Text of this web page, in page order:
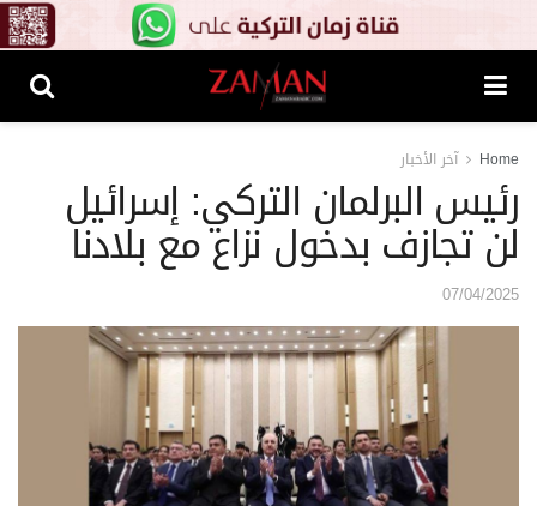
Home آخر الأخبار
رئيس البرلمان التركي: إسرائيل
لن تجازف بدخول نزاع مع بلادنا
07/04/2025